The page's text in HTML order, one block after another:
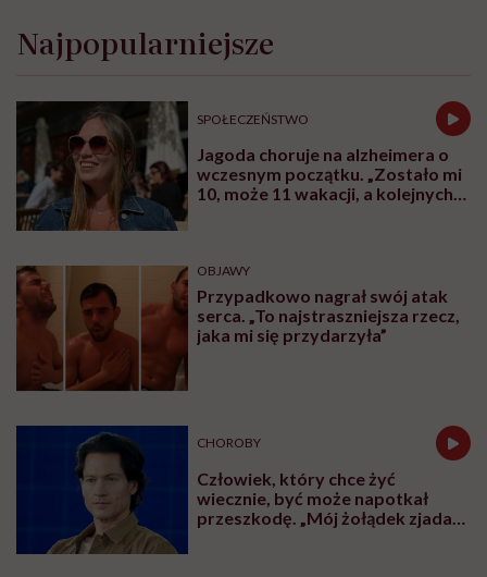
Najpopularniejsze
SPOŁECZEŃSTWO
Jagoda choruje na alzheimera o
wczesnym początku. „Zostało mi
10, może 11 wakacji, a kolejnych
OBJAWY
Przypadkowo nagrał swój atak
serca. „To najstraszniejsza rzecz,
jaka mi się przydarzyła”
CHOROBY
Człowiek, który chce żyć
wiecznie, być może napotkał
przeszkodę. „Mój żołądek zjada